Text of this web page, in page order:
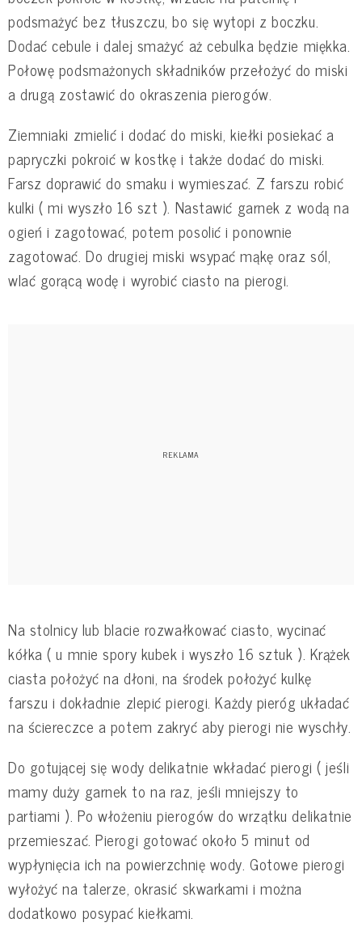
podsmażyć bez tłuszczu, bo się wytopi z boczku.
Dodać cebule i dalej smażyć aż cebulka będzie miękka.
Połowę podsmażonych składników przełożyć do miski
a drugą zostawić do okraszenia pierogów.
Ziemniaki zmielić i dodać do miski, kiełki posiekać a
papryczki pokroić w kostkę i także dodać do miski.
Farsz doprawić do smaku i wymieszać. Z farszu robić
kulki ( mi wyszło 16 szt ). Nastawić garnek z wodą na
ogień i zagotować, potem posolić i ponownie
zagotować. Do drugiej miski wsypać mąkę oraz sól,
wlać gorącą wodę i wyrobić ciasto na pierogi.
Na stolnicy lub blacie rozwałkować ciasto, wycinać
kółka ( u mnie spory kubek i wyszło 16 sztuk ). Krążek
ciasta położyć na dłoni, na środek położyć kulkę
farszu i dokładnie zlepić pierogi. Każdy pieróg układać
na ściereczce a potem zakryć aby pierogi nie wyschły.
Do gotującej się wody delikatnie wkładać pierogi ( jeśli
mamy duży garnek to na raz, jeśli mniejszy to
partiami ). Po włożeniu pierogów do wrzątku delikatnie
przemieszać. Pierogi gotować około 5 minut od
wypłynięcia ich na powierzchnię wody. Gotowe pierogi
wyłożyć na talerze, okrasić skwarkami i można
dodatkowo posypać kiełkami.